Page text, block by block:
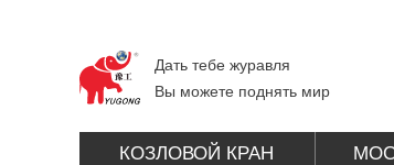
Дать тебе журавля
Вы можете поднять мир
КОЗЛОВОЙ КРАН